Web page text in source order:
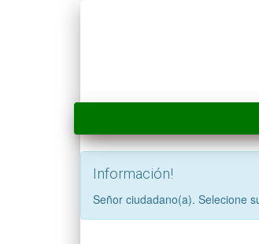
Información!
Señor ciudadano(a). Selecione